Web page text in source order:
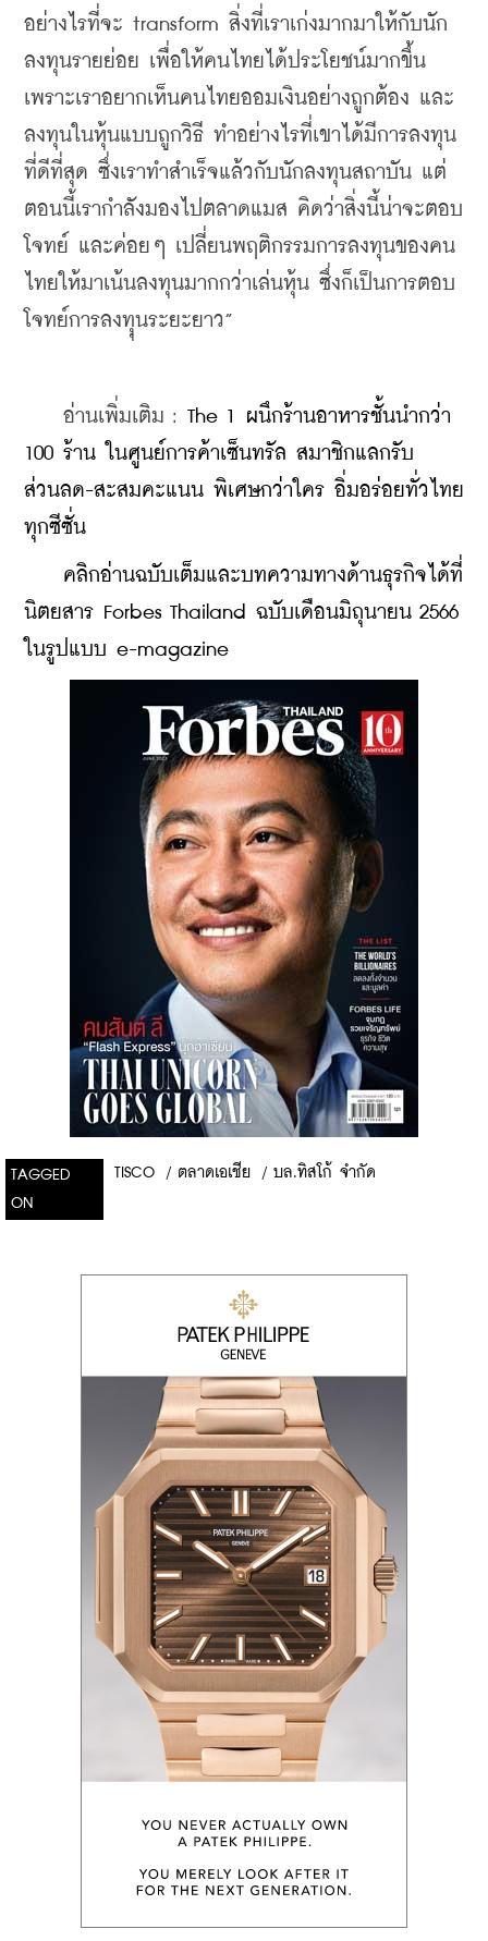
อย่างไรที่จะ transform สิ่งที่เราเก่งมากมาให้กับนัก
ลงทุนรายย่อย เพื่อให้คนไทยได้ประโยชน์มากขึ้น
เพราะเราอยากเห็นคนไทยออมเงินอย่างถูกต้อง และ
ลงทุนในหุ้นแบบถูกวิธี ทำอย่างไรที่เขาได้มีการลงทุน
ที่ดีที่สุด ซึ่งเราทำสำเร็จแล้วกับนักลงทุนสถาบัน แต่
ตอนนี้เรากำลังมองไปตลาดแมส คิดว่าสิ่งนี้น่าจะตอบ
โจทย์ และค่อยๆ เปลี่ยนพฤติกรรมการลงทุนของคน
ไทยให้มาเน้นลงทุนมากกว่าเล่นหุ้น ซึ่งก็เป็นการตอบ
โจทย์การลงทุุนระยะยาว”
อ่านเพิ่มเติม : The 1 ผนึกร้านอาหารชั้นนำกว่า
100 ร้าน ในศูนย์การค้าเซ็นทรัล สมาชิกแลกรับ
ส่วนลด-สะสมคะแนน พิเศษกว่าใคร อิ่มอร่อยทั่วไทย
ทุกซีซั่น​
คลิกอ่านฉบับเต็มและบทความทางด้านธุรกิจได้ที่
นิตยสาร Forbes Thailand ฉบับเดือนมิถุนายน 2566
ในรูปแบบ e-magazine
TAGGED
ON
TISCO / ตลาดเอเชีย / บล.ทิสโก้ จำกัด